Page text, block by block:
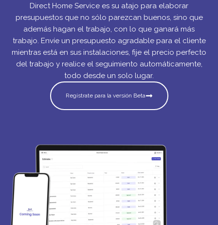
Direct Home Service es su atajo para elaborar
presupuestos que no sólo parezcan buenos, sino que
además hagan el trabajo, con lo que ganará más
trabajo. Envíe un presupuesto agradable para el cliente
mientras está en sus instalaciones, fije el precio perfecto
del trabajo y realice el seguimiento automáticamente,
todo desde un solo lugar.
Regístrate para la versión Beta